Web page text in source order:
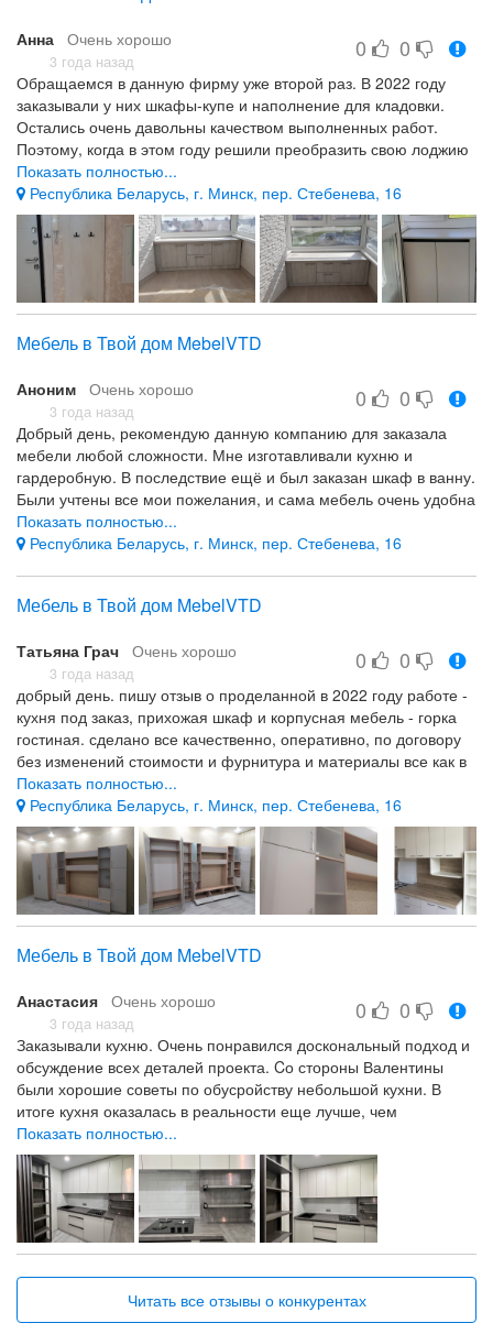
(1961 год на минуточку), и встало все идеально! Круто!
Спасибо Дизайнерам! Замерщикам! За то что теперь стоит
отличная кухня и за то что у меня сверх довольная жена! И
кстати чайник еще подарили прикольный.. p.s. Жена вроде
даже борщ вкуснее стала готовить!
За то что теперь стоит отличная кухня и за то что у меня
сверх довольная жена!
Около месяца прождали пока кухня изготовиться
Анна Очень хорошо
3 года назад 0 0
Обращаемся в данную фирму уже второй раз. В 2022 году
заказывали у них шкафы-купе и наполнение для кладовки.
Остались очень давольны качеством выполненных работ.
Поэтому, когда в этом году решили преобразить свою лоджию
и 2 небольших (1×1) балкона и прихожую, вопрос о выборе
фирмы не стоял. Спасибо дизайнеру за советы,
рекомендации в выборе материалов, и внимательное
отнотношение. Были учтены все наши пожелания. Отдельное
спасибо хочется сказать мастеру по сборке Александру.
Задача была не из простых, т.к. площадь 2-х маленьких
балконов совсем небольшая да и в придачу не одного ровного
данную фирму. Если Вам нужна качественная работа, с
то обязательно обращайтесь сюда.
Все понравилось.
Показать полностью...
Республика Беларусь, г. Минск, пер. Стебенева, 16
Мебель в Твой дом MebelVTD
Аноним Очень хорошо
3 года назад 0 0
Добрый день, рекомендую данную компанию для заказала
мебели любой сложности. Мне изготавливали кухню и
гардеробную. В последствие ещё и был заказан шкаф в ванну.
Были учтены все мои пожелания, и сама мебель очень удобна
в использовании, что немаловажно для кухни. В гардеробной
дизайнеру удалось разместить большое количество полочек и
раньше срока, указанного в договоре.
Отношение к клиенту, качество выполняемый работ
Осталась довольна всем.
Показать полностью...
Республика Беларусь, г. Минск, пер. Стебенева, 16
Мебель в Твой дом MebelVTD
Татьяна Грач Очень хорошо
3 года назад 0 0
добрый день. пишу отзыв о проделанной в 2022 году работе -
кухня под заказ, прихожая шкаф и корпусная мебель - горка
гостиная. сделано все качественно, оперативно, по договору
без изменений стоимости и фурнитура и материалы все как в
проекте. очень понравилось отношение людей к своему делу.
молодцы, так держать! удачи!
комплексный подход к меблировки квартиры - недорогой
материал в руках специалиста радует качеством
все отлично! от проекта с замерами до конечного результата-
мебель установлена в срок и без косяков!
Показать полностью...
Республика Беларусь, г. Минск, пер. Стебенева, 16
Мебель в Твой дом MebelVTD
Анастасия Очень хорошо
3 года назад 0 0
Заказывали кухню. Очень понравился доскональный подход и
обсуждение всех деталей проекта. Cо стороны Валентины
были хорошие советы по обусройству небольшой кухни. В
итоге кухня оказалась в реальности еще лучше, чем
задумывали!
Дизайн Консультация Исполнение Цена-качество
Показать полностью...
Читать все отзывы о конкурентах